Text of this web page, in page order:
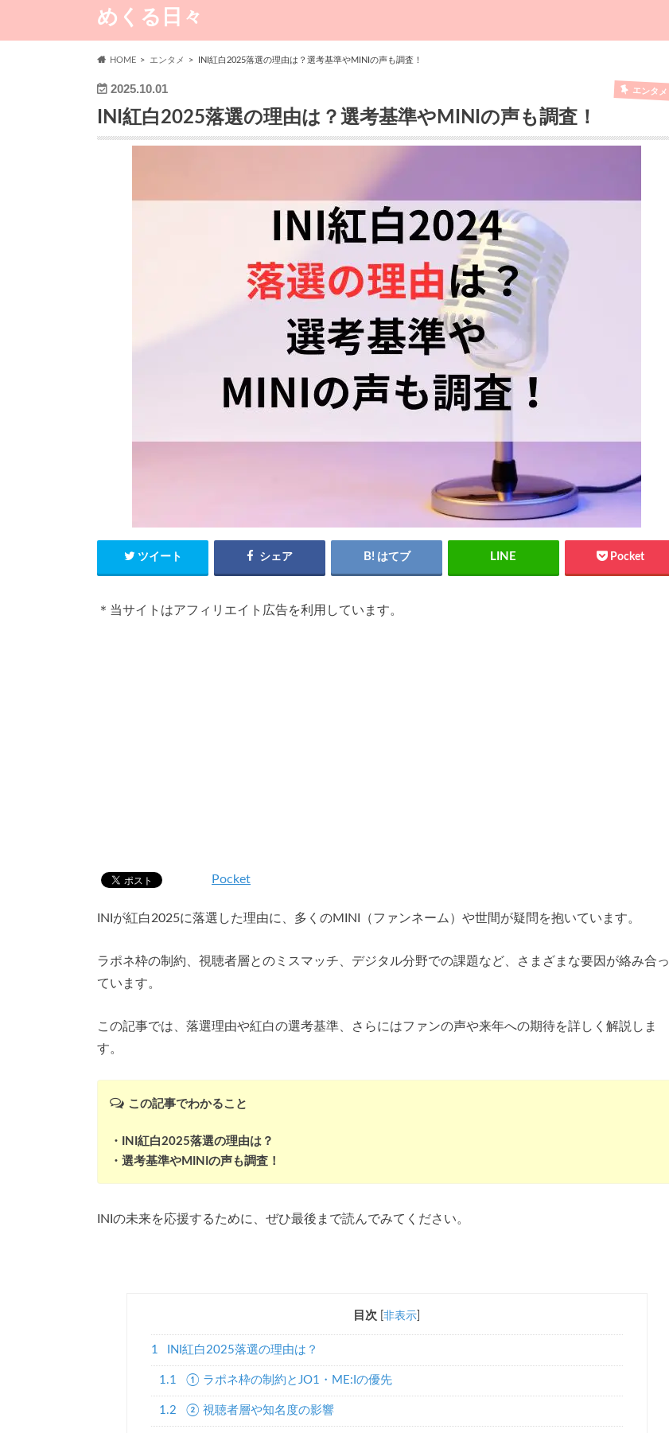
めくる日々
HOME エンタメ INI紅白2025落選の理由は？選考基準やMINIの声も調査！
2025.10.01 エンタメ
INI紅白2025落選の理由は？選考基準やMINIの声も調査！
ツイート シェア はてブ Pocket
＊当サイトはアフィリエイト広告を利用しています。
Pocket
INIが紅白2025に落選した理由に、多くのMINI（ファンネーム）や世間が疑問を抱いています。
ラポネ枠の制約、視聴者層とのミスマッチ、デジタル分野での課題など、さまざまな要因が絡み合っ
ています。
この記事では、落選理由や紅白の選考基準、さらにはファンの声や来年への期待を詳しく解説しま
す。
この記事でわかること
・INI紅白2025落選の理由は？
・選考基準やMINIの声も調査！
INIの未来を応援するために、ぜひ最後まで読んでみてください。
目次 非表示
1 INI紅白2025落選の理由は？
1.1 ① ラポネ枠の制約とJO1・ME:Iの優先
1.2 ② 視聴者層や知名度の影響